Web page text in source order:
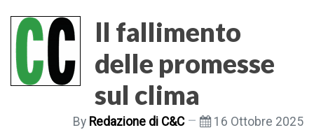
Il fallimento
delle promesse
sul clima
By Redazione di C&C 16 Ottobre 2025